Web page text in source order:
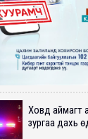
Ховд аймагт
зургаа дахь